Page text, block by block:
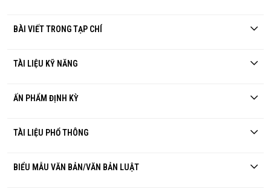
BÀI VIẾT TRONG TẠP CHÍ
TÀI LIỆU KỸ NĂNG
ẤN PHẨM ĐỊNH KỲ
TÀI LIỆU PHỔ THÔNG
BIỂU MẪU VĂN BẢN/VĂN BẢN LUẬT